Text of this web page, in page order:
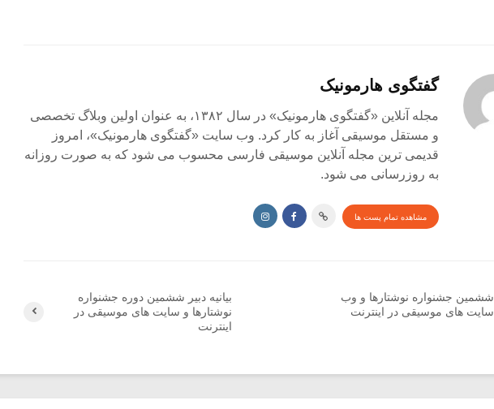
گفتگوی هارمونیک
مجله آنلاین «گفتگوی هارمونیک» در سال ۱۳۸۲، به عنوان اولین وبلاگ تخصصی
و مستقل موسیقی آغاز به کار کرد. وب سایت «گفتگوی هارمونیک»، امروز
قدیمی ترین مجله آنلاین موسیقی فارسی محسوب می شود که به صورت روزانه
به روزرسانی می شود.
مشاهده تمام پست ها
بیانیه دبیر ششمین دوره جشنواره
نوشتارها و سایت های موسیقی در
اینترنت
ششمین جشنواره نوشتارها و وب
سایت های موسیقی در اینترنت